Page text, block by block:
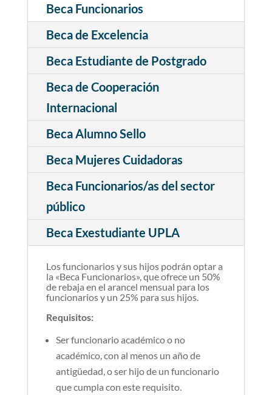
Beca Funcionarios
Beca de Excelencia
Beca Estudiante de Postgrado
Beca de Cooperación
Internacional
Beca Alumno Sello
Beca Mujeres Cuidadoras
Beca Funcionarios/as del sector
público
Beca Exestudiante UPLA
Los funcionarios y sus hijos podrán optar a
la «Beca Funcionarios», que ofrece un 50%
de rebaja en el arancel mensual para los
funcionarios y un 25% para sus hijos.
Requisitos:
Ser funcionario académico o no
académico, con al menos un año de
antigüedad, o ser hijo de un funcionario
que cumpla con este requisito.